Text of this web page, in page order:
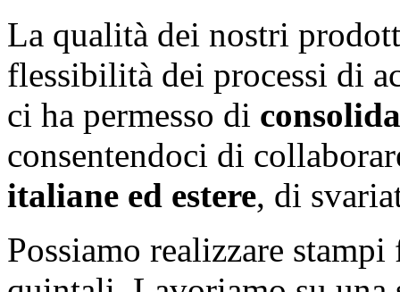
La qualità dei nostri
flessibilità dei processi di
ci ha permesso di
consentendoci di
italiane ed estere, di
Possiamo realizzare